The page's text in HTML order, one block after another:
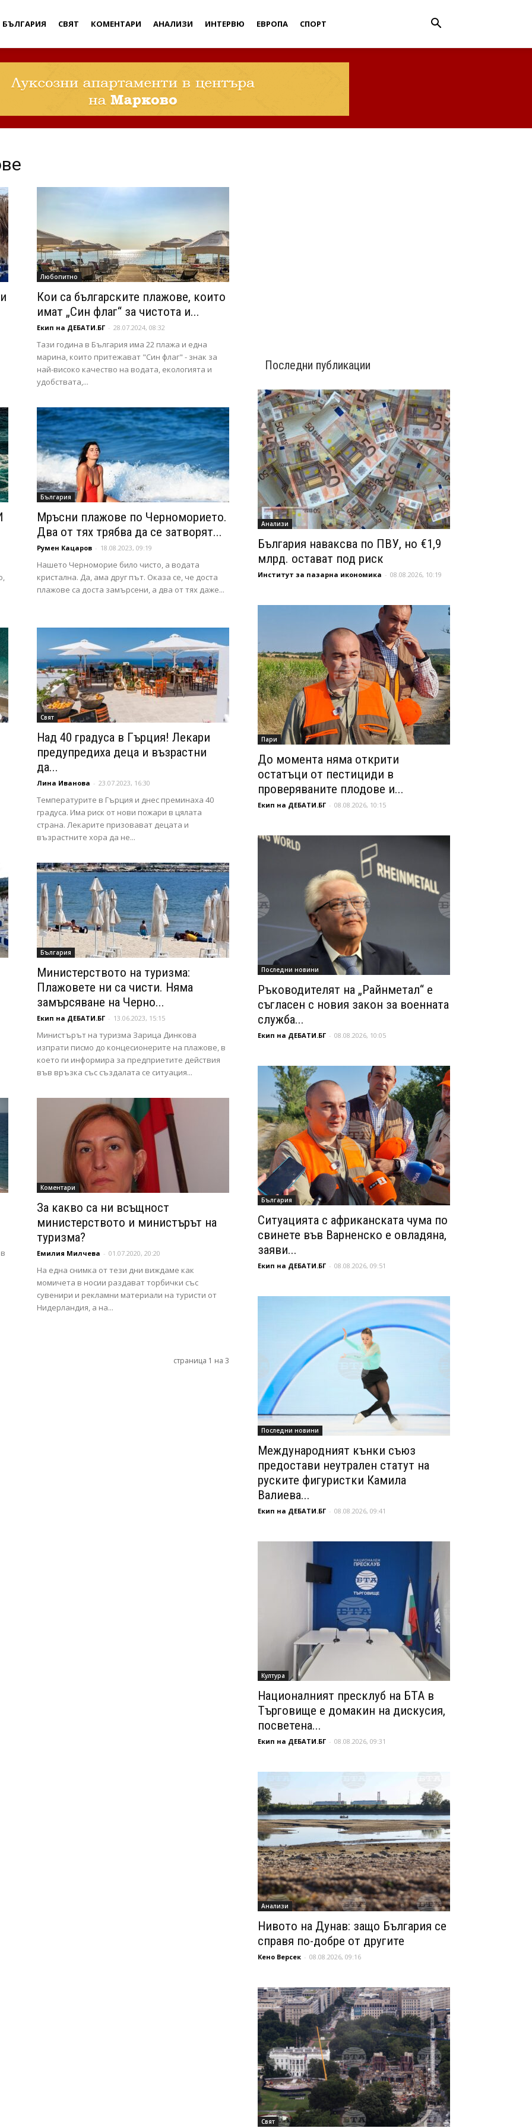
Дебати
БЪЛГАРИЯ СВЯТ КОМЕНТАРИ АНАЛИЗИ ИНТЕРВЮ ЕВРОПА СПОРТ
Любопитно
Кои са българските плажове, които
имат „Син флаг“ за чистота и...
Екип на ДЕБАТИ.БГ - 28.07.2024, 08:32
Тази година в България има 22 плажа и една
марина, които притежават "Син флаг" - знак за
най-високо качество на водата, екологията и
удобствата,...
България
Мръсни плажове по Черноморието.
Два от тях трябва да се затворят...
Румен Кацаров - 18.08.2023, 09:19
Нашето Черноморие било чисто, а водата
кристална. Да, ама друг път. Оказа се, че доста
плажове са доста замърсени, а два от тях даже...
Свят
Над 40 градуса в Гърция! Лекари
предупредиха деца и възрастни
да...
Лина Иванова - 23.07.2023, 16:30
Температурите в Гърция и днес преминаха 40
градуса. Има риск от нови пожари в цялата
страна. Лекарите призовават децата и
възрастните хора да не...
България
Министерството на туризма:
Плажовете ни са чисти. Няма
замърсяване на Черно...
Екип на ДЕБАТИ.БГ - 13.06.2023, 15:15
Министърът на туризма Зарица Динкова
изпрати писмо до концесионерите на плажове, в
което ги информира за предприетите действия
във връзка със създалата се ситуация...
Коментари
За какво са ни всъщност
министерството и министърът на
туризма?
Емилия Милчева - 01.07.2020, 20:20
На една снимка от тези дни виждаме как
момичета в носии раздават торбички със
сувенири и рекламни материали на туристи от
Нидерландия, а на...
страница 1 на 3
Последни публикации
Анализи
България наваксва по ПВУ, но €1,9
млрд. остават под риск
Институт за пазарна икономика - 08.08.2026, 10:19
Пари
До момента няма открити
остатъци от пестициди в
проверяваните плодове и...
Екип на ДЕБАТИ.БГ - 08.08.2026, 10:15
Последни новини
Ръководителят на „Райнметал“ е
съгласен с новия закон за военната
служба...
Екип на ДЕБАТИ.БГ - 08.08.2026, 10:05
България
Ситуацията с африканската чума по
свинете във Варненско е овладяна,
заяви...
Екип на ДЕБАТИ.БГ - 08.08.2026, 09:51
Последни новини
Международният кънки съюз
предостави неутрален статут на
руските фигуристки Камила
Валиева...
Екип на ДЕБАТИ.БГ - 08.08.2026, 09:41
Култура
Националният пресклуб на БТА в
Търговище е домакин на дискусия,
посветена...
Екип на ДЕБАТИ.БГ - 08.08.2026, 09:31
Анализи
Нивото на Дунав: защо България се
справя по-добре от другите
Кено Версек - 08.08.2026, 09:16
Свят